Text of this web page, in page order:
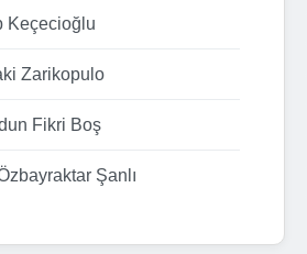
Keçecioğlu
Zarikopulo
Fikri Boş
Şanlı